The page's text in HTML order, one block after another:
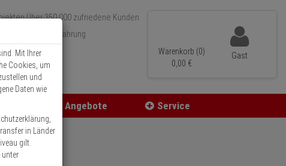
Über 350.000 zufriedene Kunden
Über 15 Jahre Erfahrung
Versand
Warenkorb (0)
0, 00 €
Gast
Angebote Service
Mit Ihrer
Cookies, um
und
Daten wie
in Länder
gilt.
unter